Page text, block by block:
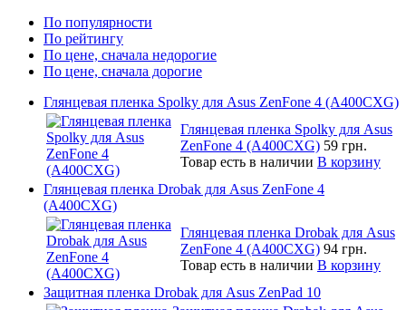
По популярности
По рейтингу
По цене, сначала недорогие
По цене, сначала дорогие
Глянцевая пленка Spolky для Asus ZenFone 4 (A400CXG)
Глянцевая пленка Spolky для Asus
ZenFone 4 (A400CXG) 59 грн.
Товар есть в наличии В корзину
Глянцевая пленка Drobak для Asus ZenFone 4
(A400CXG)
Глянцевая пленка Drobak для Asus
ZenFone 4 (A400CXG) 94 грн.
Товар есть в наличии В корзину
Защитная пленка Drobak для Asus ZenPad 10